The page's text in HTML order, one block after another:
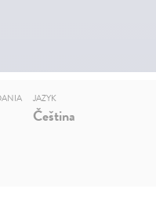
JAZYK
Čeština